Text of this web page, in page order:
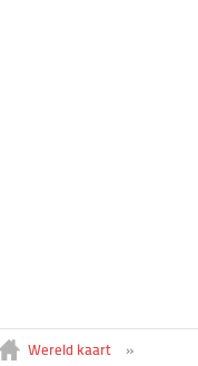
Wereld kaart »